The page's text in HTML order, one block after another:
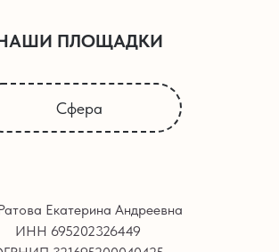
Сфера
ПЛОЩАДКИ
Екатерина Андреевна
ИНН 695202326449